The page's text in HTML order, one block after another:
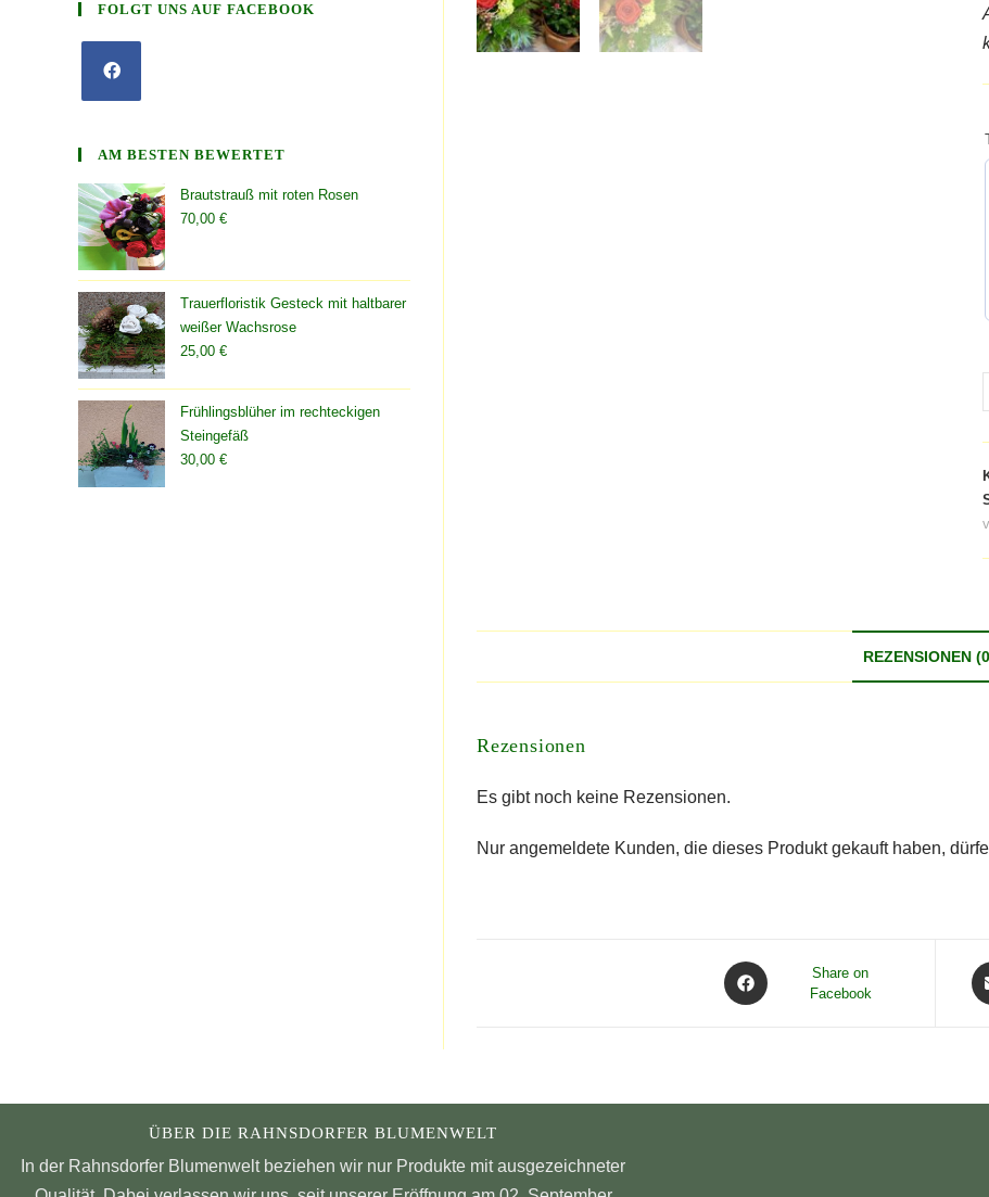
REZENSIONEN
Rezensionen
Es gibt noch keine Rezensionen.
Nur angemeldete Kunden, die dieses Produkt gekauft haben,
Share on
Facebook
FOLGT UNS AUF FACEBOOK
AM BESTEN BEWERTET
Brautstrauß mit roten Rosen
70,00 €
Trauerfloristik Gesteck mit haltbarer
weißer Wachsrose
25,00 €
Frühlingsblüher im rechteckigen
Steingefäß
30,00 €
ÜBER DIE RAHNSDORFER BLUMENWELT
In der Rahnsdorfer Blumenwelt beziehen wir nur Produkte mit ausgezeichneter